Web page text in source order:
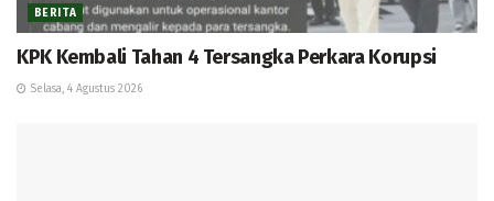
BERITA
KPK Kembali Tahan 4 Tersangka Perkara Korupsi
Selasa, 4 Agustus 2026